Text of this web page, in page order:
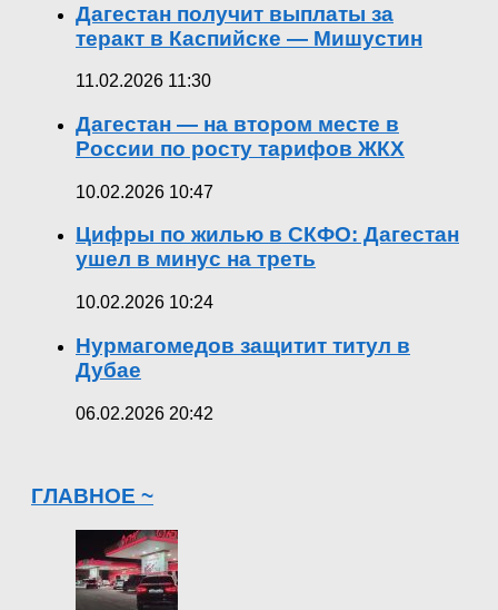
Дагестан получит выплаты за
теракт в Каспийске — Мишустин
11.02.2026 11:30
Дагестан — на втором месте в
России по росту тарифов ЖКХ
10.02.2026 10:47
Цифры по жилью в СКФО: Дагестан
ушел в минус на треть
10.02.2026 10:24
Нурмагомедов защитит титул в
Дубае
06.02.2026 20:42
ГЛАВНОЕ ~